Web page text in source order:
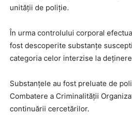
unității de poliție.
În urma controlului corporal
fost descoperite substanțe
categoria celor interzise la
Substanțele au fost preluate de
Combatere a Criminalității
continuării cercetărilor.